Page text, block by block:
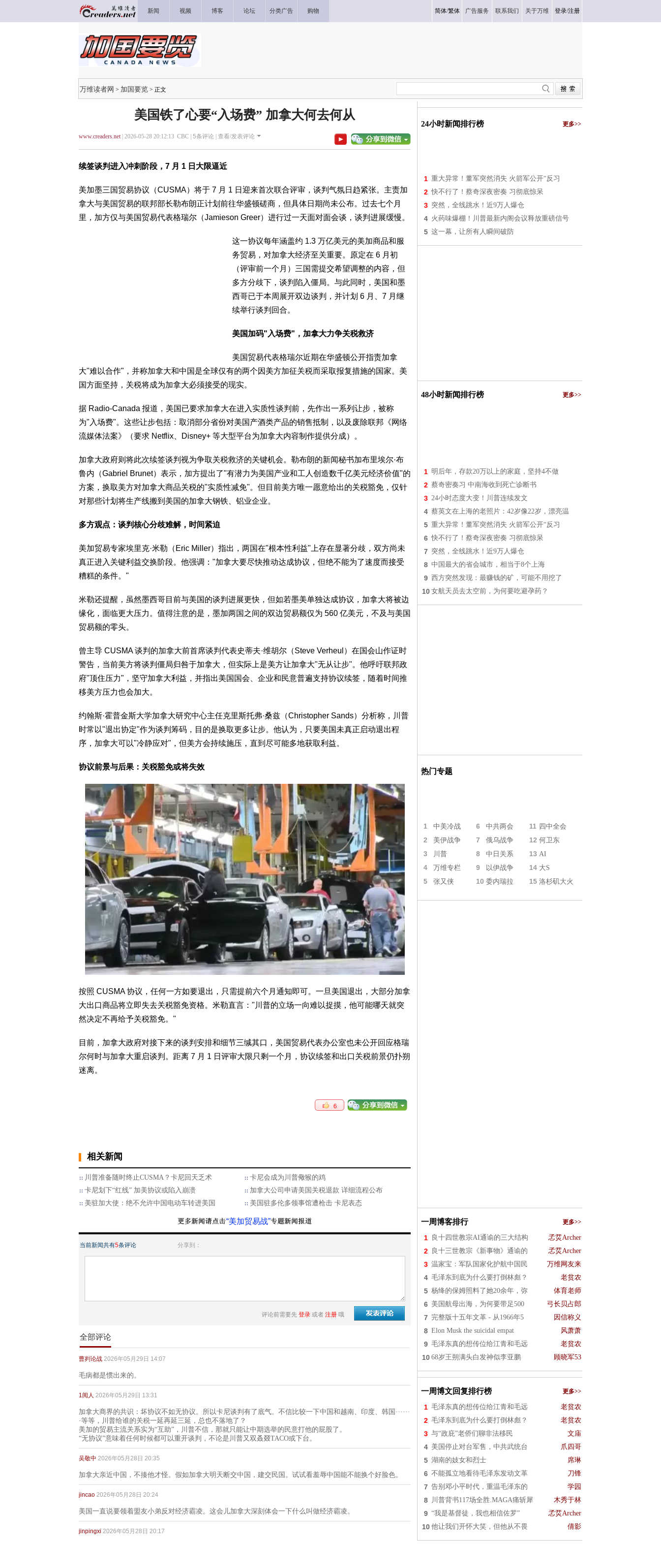
新闻 视频 博客 论坛 分类广告 购物 简体/繁体 广告服务 联系我们 关于万维 登录/注册
万维读者网 > 加国要览 > 正文
美国铁了心要“入场费” 加拿大何去何从
www.creaders.net| 2026-05-28 20:12:13 CBC | 5条评论 | 查看/发表评论
续签谈判进入冲刺阶段，7 月 1 日大限逼近
美加墨三国贸易协议（CUSMA）将于 7 月 1 日迎来首次联合评审，谈判气氛日趋紧张。主责加
拿大与美国贸易的联邦部长勒布朗正计划前往华盛顿磋商，但具体日期尚未公布。过去七个月
里，加方仅与美国贸易代表格瑞尔（Jamieson Greer）进行过一天面对面会谈，谈判进展缓慢。
这一协议每年涵盖约 1.3 万亿美元的美加商品和服
务贸易，对加拿大经济至关重要。原定在 6 月初
（评审前一个月）三国需提交希望调整的内容，但
多方分歧下，谈判陷入僵局。与此同时，美国和墨
西哥已于本周展开双边谈判，并计划 6 月、7 月继
续举行谈判回合。
美国加码"入场费"，加拿大力争关税救济
美国贸易代表格瑞尔近期在华盛顿公开指责加拿
大"难以合作"，并称加拿大和中国是全球仅有的两个因美方加征关税而采取报复措施的国家。美
国方面坚持，关税将成为加拿大必须接受的现实。
据 Radio-Canada 报道，美国已要求加拿大在进入实质性谈判前，先作出一系列让步，被称
为"入场费"。这些让步包括：取消部分省份对美国产酒类产品的销售抵制，以及废除联邦《网络
流媒体法案》（要求 Netflix、Disney+ 等大型平台为加拿大内容制作提供分成）。
加拿大政府则将此次续签谈判视为争取关税救济的关键机会。勒布朗的新闻秘书加布里埃尔·布
鲁内（Gabriel Brunet）表示，加方提出了"有潜力为美国产业和工人创造数千亿美元经济价值"的
方案，换取美方对加拿大商品关税的"实质性减免"。但目前美方唯一愿意给出的关税豁免，仅针
对那些计划将生产线搬到美国的加拿大钢铁、铝业企业。
多方观点：谈判核心分歧难解，时间紧迫
美加贸易专家埃里克·米勒（Eric Miller）指出，两国在"根本性利益"上存在显著分歧，双方尚未
真正进入关键利益交换阶段。他强调："加拿大要尽快推动达成协议，但绝不能为了速度而接受
糟糕的条件。"
米勒还提醒，虽然墨西哥目前与美国的谈判进展更快，但如若墨美单独达成协议，加拿大将被边
缘化，面临更大压力。值得注意的是，墨加两国之间的双边贸易额仅为 560 亿美元，不及与美国
贸易额的零头。
曾主导 CUSMA 谈判的加拿大前首席谈判代表史蒂夫·维胡尔（Steve Verheul）在国会山作证时
警告，当前美方将谈判僵局归咎于加拿大，但实际上是美方让加拿大"无从让步"。他呼吁联邦政
府"顶住压力"，坚守加拿大利益，并指出美国国会、企业和民意普遍支持协议续签，随着时间推
移美方压力也会加大。
约翰斯·霍普金斯大学加拿大研究中心主任克里斯托弗·桑兹（Christopher Sands）分析称，川普
时常以"退出协定"作为谈判筹码，目的是换取更多让步。他认为，只要美国未真正启动退出程
序，加拿大可以"冷静应对"，但美方会持续施压，直到尽可能多地获取利益。
协议前景与后果：关税豁免或将失效
按照 CUSMA 协议，任何一方如要退出，只需提前六个月通知即可。一旦美国退出，大部分加拿
大出口商品将立即失去关税豁免资格。米勒直言："川普的立场一向难以捉摸，他可能哪天就突
然决定不再给予关税豁免。"
目前，加拿大政府对接下来的谈判安排和细节三缄其口，美国贸易代表办公室也未公开回应格瑞
尔何时与加拿大重启谈判。距离 7 月 1 日评审大限只剩一个月，协议续签和出口关税前景仍扑朔
迷离。
6
相关新闻
川普准备随时终止CUSMA？卡尼回天乏术
卡尼会成为川普儆猴的鸡
卡尼划下“红线” 加美协议或陷入崩溃
加拿大公司申请美国关税退款 详细流程公布
美驻加大使：绝不允许中国电动车转进美国
美国驻多伦多领事馆遭枪击 卡尼表态
“美加贸易战”
当前新闻共有5条评论 分享到：
评论前需要先 登录 或者 注册 哦
全部评论
曹刿论战 2026年05月29日 14:07
毛病都是惯出来的。
1阅人 2026年05月29日 13:31
加拿大商界的共识：坏协议不如无协议。所以卡尼谈判有了底气。不信比较一下中国和越南、印度、韩国······
·等等，川普给谁的关税一延再延三延，总也不落地了？
美加的贸易主流关系实为“互助”，川普不信，那就只能让中期选举的民意打他的屁股了。
“无协议”意味着任何时候都可以重开谈判，不论是川普又双叒叕TACO或下台。
吴敬中 2026年05月28日 20:35
加拿大亲近中国，不揍他才怪。假如加拿大明天断交中国，建交民国。试试看羞辱中国能不能换个好脸色。
jincao 2026年05月28日 20:24
美国一直说要领着盟友小弟反对经济霸凌。这会儿加拿大深刻体会一下什么叫做经济霸凌。
jinpingxi 2026年05月28日 20:17
24小时新闻排行榜 更多>>
1 重大异常！董军突然消失 火箭军公开“反习
2 快不行了！蔡奇深夜密奏 习彻底惊呆
3 突然，全线跳水！近9万人爆仓
4 火药味爆棚！川普最新内阁会议释放重磅信号
5 这一幕，让所有人瞬间破防
48小时新闻排行榜 更多>>
1 明后年，存款20万以上的家庭，坚持4不做
2 蔡奇密奏习 中南海收到死亡诊断书
3 24小时态度大变！川普连续发文
4 蔡英文在上海的老照片：42岁像22岁，漂亮温
5 重大异常！董军突然消失 火箭军公开“反习
6 快不行了！蔡奇深夜密奏 习彻底惊呆
7 突然，全线跳水！近9万人爆仓
8 中国最大的省会城市，相当于8个上海
9 西方突然发现：最赚钱的矿，可能不用挖了
10 女航天员去太空前，为何要吃避孕药？
热门专题
1 中美冷战 6 中共两会 11 四中全会
2 美伊战争 7 俄乌战争 12 何卫东
3 川普 8 中日关系 13 AI
4 万维专栏 9 以伊战争 14 大S
5 张又侠 10 委内瑞拉 15 洛杉矶大火
一周博客排行 更多>>
1 良十四世教宗AI通谕的三大结构 孞烎Archer
2 良十三世教宗《新事物》通谕的 孞烎Archer
3 温家宝：军队国家化护航中国民 万维网友来
4 毛泽东到底为什么要打倒林彪？ 老贫农
5 杨绛的保姆照料了她20余年，弥 体育老师
6 美国航母出海，为何要带足500 弓长贝占郎
7 完整版十五年文革 - 从1966年5 因信称义
8 Elon Musk the suicidal empat 风萧萧
9 毛泽东真的想传位给江青和毛远 老贫农
10 68岁王朔满头白发神似李亚鹏 顾晓军53
一周博文回复排行榜 更多>>
1 毛泽东真的想传位给江青和毛远 老贫农
2 毛泽东到底为什么要打倒林彪？ 老贫农
3 与“政庇”老侨们聊非法移民 文庙
4 美国停止对台军售，中共武统台 爪四哥
5 湖南的妓女和烈士 席琳
6 不能孤立地看待毛泽东发动文革 刀锋
7 告别邓小平时代，重温毛泽东的 学园
8 川普背书117场全胜.MAGA痛斩犀 木秀于林
9 “我是基督徒，我也相信佐罗” 孞烎Archer
10 他让我们开怀大笑，但他从不畏 倩影